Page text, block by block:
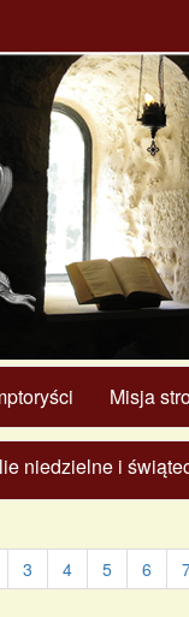
Misja
niedzielne i
3 4 5 6